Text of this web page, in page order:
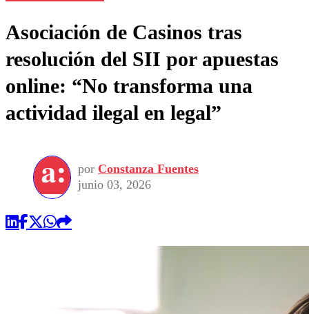
Asociación de Casinos tras
resolución del SII por apuestas
online: “No transforma una
actividad ilegal en legal”
por Constanza Fuentes
junio 03, 2026